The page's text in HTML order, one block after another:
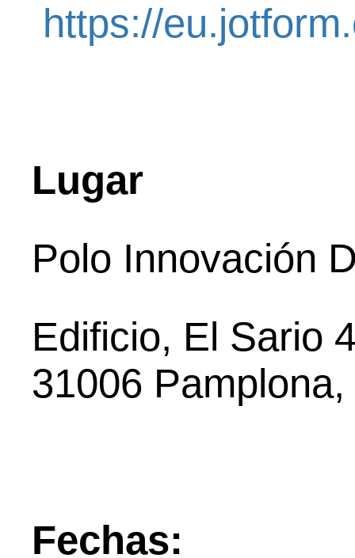
https://
Lugar
Polo Innovación
Edificio, El Sario
31006
Fechas: